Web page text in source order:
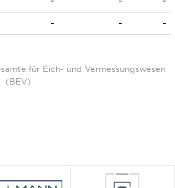
- - -
für Eich- und Vermessungswesen
(BEV)